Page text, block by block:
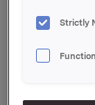
bygg- og
opplevde
Strictly